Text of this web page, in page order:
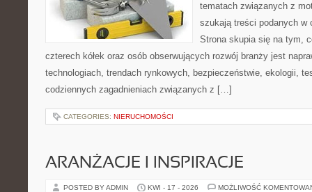
tematach związanych z
szukają treści podanych
Strona skupia się na tym,
czterech kółek oraz osób obserwujących rozwój branży jest
technologiach, trendach rynkowych, bezpieczeństwie, ekologii,
codziennych zagadnieniach związanych z […]
CATEGORIES: NIERUCHOMOŚCI
ARANŻACJE I INSPIRACJE
POSTED BY ADMIN KWI - 17 - 2026 MOŻLIWOŚĆ